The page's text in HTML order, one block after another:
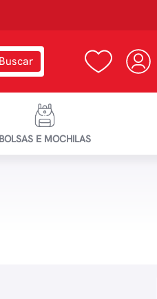
BOLSAS E MOCHILAS